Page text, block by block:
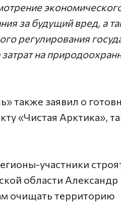
за будущий вред, а
регулирования
затрат на
также заявил о
«Чистая Арктика»,
участники
области Александр
очищать территорию